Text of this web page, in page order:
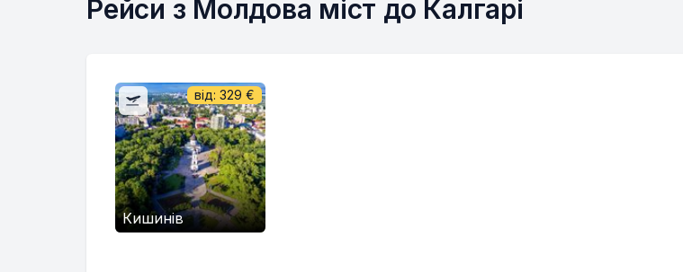
Рейси з Молдова міст до Калгарі
Кишинів
від: 329 €